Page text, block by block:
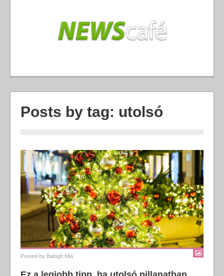
Posts by tag: utolsó
Posted by Balogh Mia